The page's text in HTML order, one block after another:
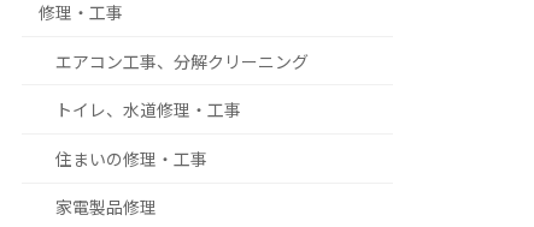
修理・工事
エアコン工事、分解クリーニング
トイレ、水道修理・工事
住まいの修理・工事
家電製品修理